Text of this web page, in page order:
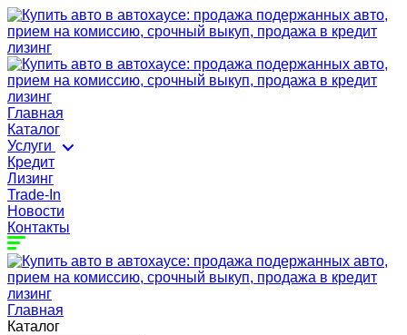
Главная
Каталог
Услуги
Кредит
Лизинг
Trade-In
Новости
Контакты
Главная
Каталог